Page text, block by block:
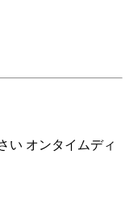
い オンタイムディ